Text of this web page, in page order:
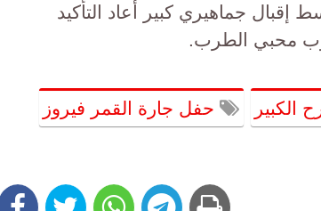
إقبال جماهيري كبير أعاد التأكيد
محبي الطرب.
الكبير حفل جارة القمر فيروز